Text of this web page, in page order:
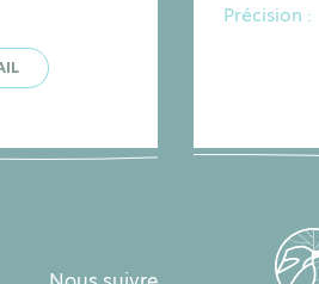
Précision :